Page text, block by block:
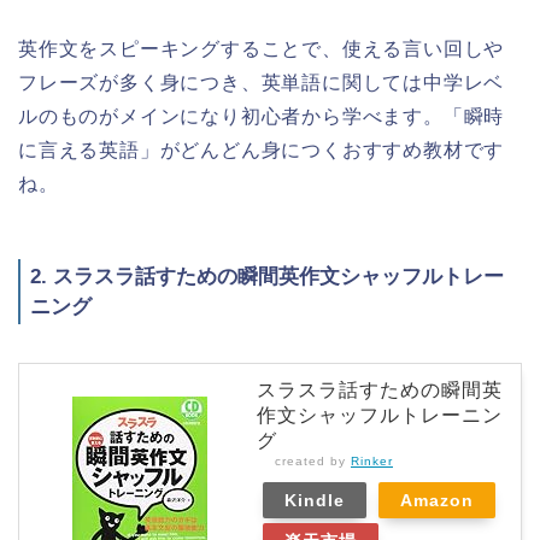
英作文をスピーキングすることで、使える言い回しや
フレーズが多く身につき、英単語に関しては中学レベ
ルのものがメインになり初心者から学べます。「瞬時
に言える英語」がどんどん身につくおすすめ教材です
ね。
2. スラスラ話すための瞬間英作文シャッフルトレー
ニング
スラスラ話すための瞬間英
作文シャッフルトレーニン
グ
created by Rinker
Kindle Amazon